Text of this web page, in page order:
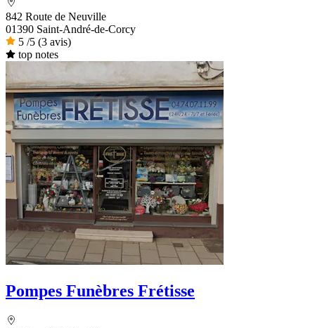
842 Route de Neuville
01390 Saint-André-de-Corcy
5 /5 (3 avis)
top notes
Pompes Funèbres Frétisse